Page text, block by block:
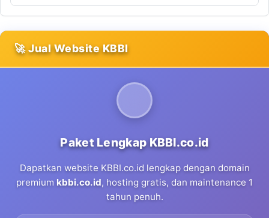
🚀 Jual Website KBBI
Paket Lengkap KBBI.co.id
Dapatkan website KBBI.co.id lengkap dengan domain
premium kbbi.co.id, hosting gratis, dan maintenance 1
tahun penuh.